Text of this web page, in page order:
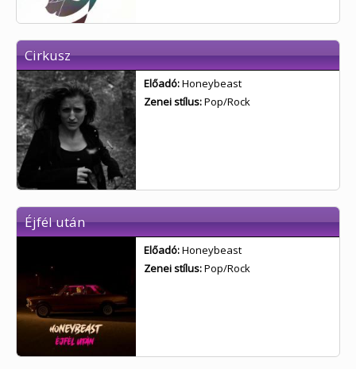
Cirkusz
Előadó:Honeybeast
Zenei stílus:Pop/Rock
Éjfél után
Előadó:Honeybeast
Zenei stílus:Pop/Rock